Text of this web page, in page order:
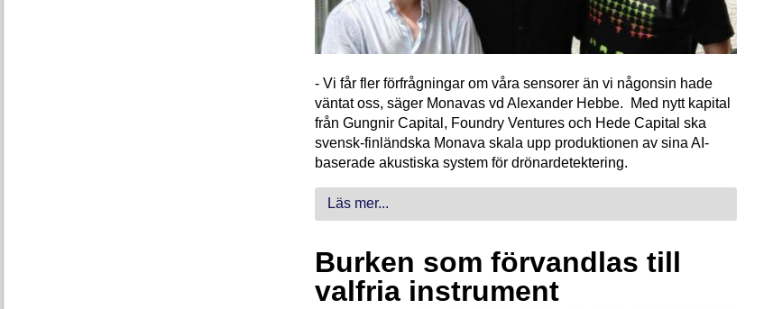
- Vi får fler förfrågningar om våra sensorer än vi någonsin hade
väntat oss, säger Monavas vd Alexander Hebbe. Med nytt kapital
från Gungnir Capital, Foundry Ventures och Hede Capital ska
svensk-finländska Monava skala upp produktionen av sina AI-
baserade akustiska system för drönardetektering.
Läs mer...
Burken som förvandlas till
valfria instrument